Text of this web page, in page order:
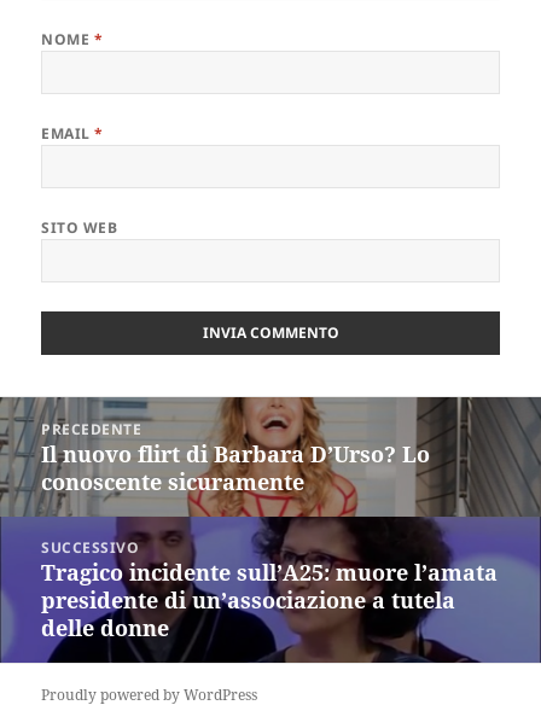
NOME *
EMAIL*
SITO WEB
Navigazione
articoliPRECEDENTE
Articolo
precedente:
Il nuovo flirt di Barbara D’Urso? Lo
conoscente sicuramente
SUCCESSIVO
Articolo
successivo:
Tragico incidente sull’A25: muore l’amata
presidente di un’associazione a tutela
delle donne
Proudly powered by WordPress